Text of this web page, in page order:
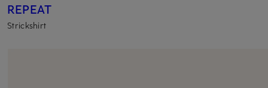
REPEAT
Strickshirt